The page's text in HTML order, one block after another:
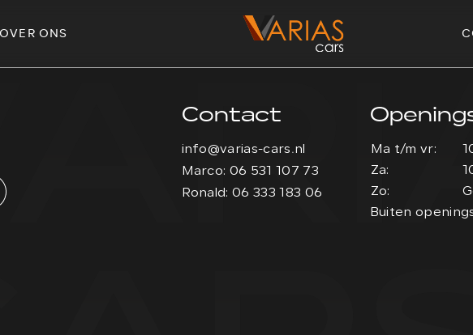
OVER ONS
Contact
info@varias-cars.nl
Marco: 06 531 107 73
Ronald: 06 333 183 06
Ma t/m vr:
Za:
Zo:
Buiten